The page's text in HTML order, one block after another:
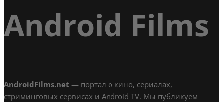
Android Films
AndroidFilms.net — портал о кино, сериалах,
стриминговых сервисах и Android TV. Мы публикуем